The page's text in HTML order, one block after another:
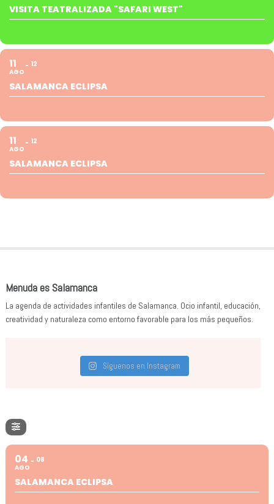
VISITA TEATRALIZADA "SAFARI WEST"
11
AGO
12
SALAMANCA ECLIPSA
11
AGO
12
SALAMANCA ECLIPSA
Menuda es Salamanca
La agenda de actividades infantiles de Salamanca. Ocio infantil, educación,
creatividad y naturaleza como entorno favorable para los más pequeños.
Síguenos en Instagram
04
AGO
08
SALAMANCA ECLIPSA